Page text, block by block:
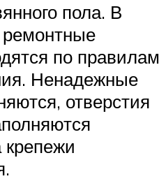
пола. В
ремонтные
по правилам
Ненадежные
отверстия
крепежи